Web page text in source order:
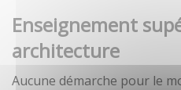
Enseignement
architecture
Aucune démarche pour le